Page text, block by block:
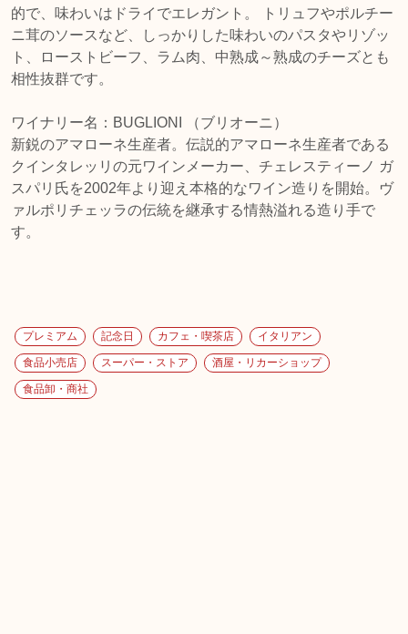
的で、味わいはドライでエレガント。 トリュフやポルチー
ニ茸のソースなど、しっかりした味わいのパスタやリゾッ
ト、ローストビーフ、ラム肉、中熟成～熟成のチーズとも
相性抜群です。
ワイナリー名：BUGLIONI （ブリオーニ）
新鋭のアマローネ生産者。伝説的アマローネ生産者である
クインタレッリの元ワインメーカー、チェレスティーノ ガ
スパリ氏を2002年より迎え本格的なワイン造りを開始。ヴ
ァルポリチェッラの伝統を継承する情熱溢れる造り手で
す。
プレミアム 記念日 カフェ・喫茶店 イタリアン
食品小売店 スーパー・ストア 酒屋・リカーショップ
食品卸・商社